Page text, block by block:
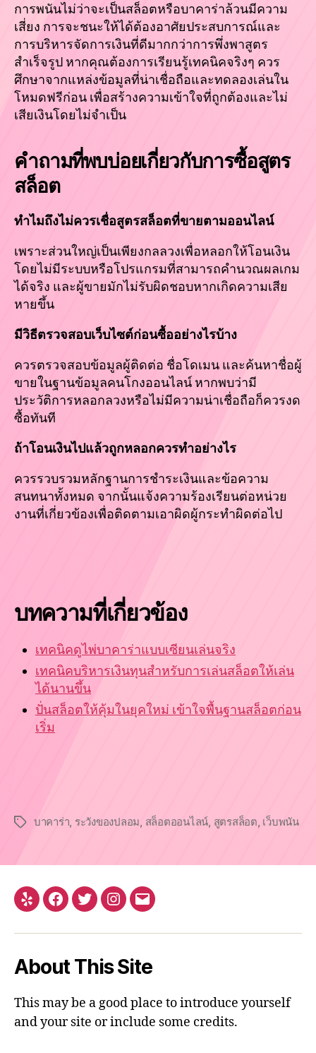
การพนันไม่ว่าจะเป็นสล็อตหรือบาคาร่าล้วนมีความ
เสี่ยง การจะชนะให้ได้ต้องอาศัยประสบการณ์และ
การบริหารจัดการเงินที่ดีมากกว่าการพึ่งพาสูตร
สำเร็จรูป หากคุณต้องการเรียนรู้เทคนิคจริงๆ ควร
ศึกษาจากแหล่งข้อมูลที่น่าเชื่อถือและทดลองเล่นใน
โหมดฟรีก่อน เพื่อสร้างความเข้าใจที่ถูกต้องและไม่
เสียเงินโดยไม่จำเป็น
คำถามที่พบบ่อยเกี่ยวกับการซื้อสูตร
สล็อต
ทำไมถึงไม่ควรเชื่อสูตรสล็อตที่ขายตามออนไลน์
เพราะส่วนใหญ่เป็นเพียงกลลวงเพื่อหลอกให้โอนเงิน
โดยไม่มีระบบหรือโปรแกรมที่สามารถคำนวณผลเกม
ได้จริง และผู้ขายมักไม่รับผิดชอบหากเกิดความเสีย
หายขึ้น
มีวิธีตรวจสอบเว็บไซต์ก่อนซื้ออย่างไรบ้าง
ควรตรวจสอบข้อมูลผู้ติดต่อ ชื่อโดเมน และค้นหาชื่อผู้
ขายในฐานข้อมูลคนโกงออนไลน์ หากพบว่ามี
ประวัติการหลอกลวงหรือไม่มีความน่าเชื่อถือก็ควรงด
ซื้อทันที
ถ้าโอนเงินไปแล้วถูกหลอกควรทำอย่างไร
ควรรวบรวมหลักฐานการชำระเงินและข้อความ
สนทนาทั้งหมด จากนั้นแจ้งความร้องเรียนต่อหน่วย
งานที่เกี่ยวข้องเพื่อติดตามเอาผิดผู้กระทำผิดต่อไป
บทความที่เกี่ยวข้อง
เทคนิคดูไพ่บาคาร่าแบบเซียนเล่นจริง
เทคนิคบริหารเงินทุนสำหรับการเล่นสล็อตให้เล่น
ได้นานขึ้น
ปั่นสล็อตให้คุ้มในยุคใหม่ เข้าใจพื้นฐานสล็อตก่อน
เริ่ม
Tagsบาคาร่า, ระวังของปลอม, สล็อตออนไลน์, สูตรสล็อต, เว็บพนัน
Yelp Facebook
TwitterInstagram
Email
About This Site
This may be a good place to introduce yourself
and your site or include some credits.